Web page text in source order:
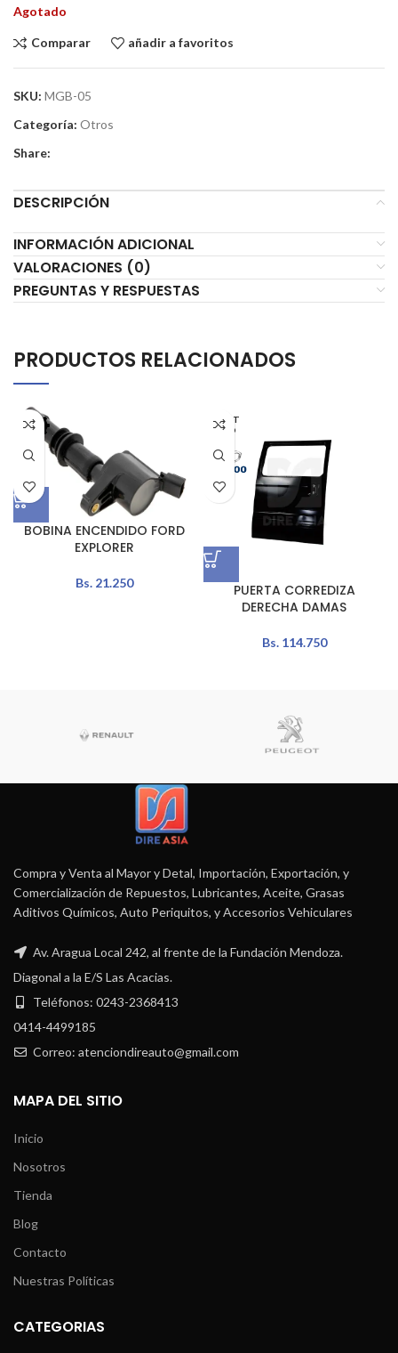
Agotado
Comparar añadir a favoritos
SKU: MGB-05
Categoría: Otros
Share:
DESCRIPCIÓN
INFORMACIÓN ADICIONAL
VALORACIONES (0)
PREGUNTAS Y RESPUESTAS
PRODUCTOS RELACIONADOS
BOBINA ENCENDIDO FORD
EXPLORER
Bs.21.250
AGOT
ADO
PUERTA CORREDIZA
DERECHA DAMAS
Bs.114.750
Compra y Venta al Mayor y Detal, Importación, Exportación, y
Comercialización de Repuestos, Lubricantes, Aceite, Grasas
Aditivos Químicos, Auto Periquitos, y Accesorios Vehiculares
Av. Aragua Local 242, al frente de la Fundación Mendoza.
Diagonal a la E/S Las Acacias.
Teléfonos: 0243-2368413
0414-4499185
Correo: atenciondireauto@gmail.com
MAPA DEL SITIO
Inicio
Nosotros
Tienda
Blog
Contacto
Nuestras Políticas
CATEGORIAS